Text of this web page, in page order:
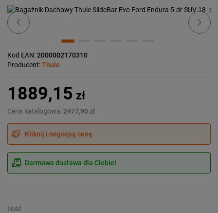
Previous Next
Kod EAN:2000002170310
Producent:Thule
1889,15 zł
Cena katalogowa: 2477,90 zł
Kliknij i negocjuj cenę
Darmowa dostawa dla Ciebie!
Ilość